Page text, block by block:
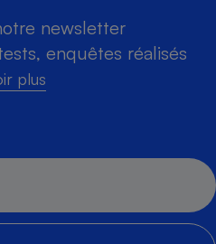
newsletter
enquêtes réalisés
plus